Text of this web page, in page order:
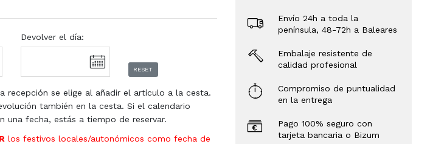
Devolver el día:
RESET
recepción se elige al añadir el artículo a la cesta.
también en la cesta. Si el calendario
una fecha, estás a tiempo de reservar.
los festivos locales/autonómicos como fecha de
Envío 24h a toda la
península, 48-72h a Baleares
Embalaje resistente de
calidad profesional
Compromiso de puntualidad
en la entrega
Pago 100% seguro con
tarjeta bancaria o Bizum